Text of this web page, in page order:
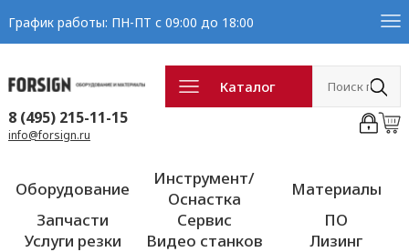
График работы: ПН-ПТ с 09:00 до 18:00
Каталог
8 (495) 215-11-15
info@forsign.ru
Оборудование
Инструмент/
Оснастка
Материалы
Запчасти
Сервис
ПО
Услуги резки
Видео станков Лизинг